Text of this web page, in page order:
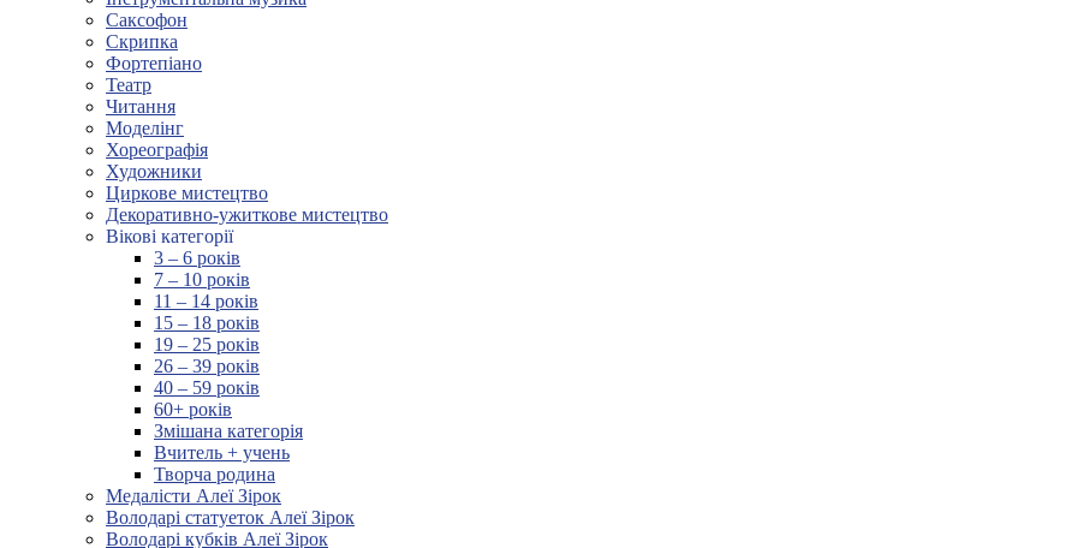
Саксофон
Скрипка
Фортепіано
Театр
Читання
Моделінг
Хореографія
Художники
Циркове мистецтво
Декоративно-ужиткове мистецтво
Вікові категорії
3 – 6 років
7 – 10 років
11 – 14 років
15 – 18 років
19 – 25 років
26 – 39 років
40 – 59 років
60+ років
Змішана категорія
Вчитель + учень
Творча родина
Медалісти Алеї Зірок
Володарі статуеток Алеї Зірок
Володарі кубків Алеї Зірок